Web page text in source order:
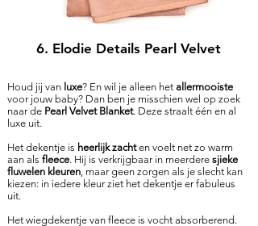
6. Elodie Details Pearl Velvet
Houd jij van luxe? En wil je alleen het allermooiste
voor jouw baby? Dan ben je misschien wel op zoek
naar de Pearl Velvet Blanket. Deze straalt één en al
luxe uit.
Het dekentje is heerlijk zachten voelt net zo warm
aan als fleece. Hij is verkrijgbaar in meerdere sjieke
fluwelen kleuren, maar geen zorgen als je slecht kan
kiezen: in iedere kleur ziet het dekentje er fabuleus
uit.
Het wiegdekentje van fleece is vocht absorberend.